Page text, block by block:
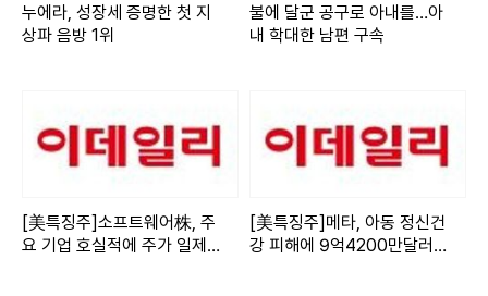
말했다.
성장하면서 장비 수요도 크게 늘어날 것으로 관측된다. 시장조
사기관 트렌드포스는 HBM 시장 규모가 2024년 182억달러
Copyright ⓒ 이데일리 무단 전재 및 재배포 금지
누에라, 성장세 증명한 첫 지
상파 음방 1위
불에 달군 공구로 아내를…아
내 학대한 남편 구속
[美특징주]소프트웨어株, 주
요 기업 호실적에 주가 일제
[美특징주]메타, 아동 정신건
강 피해에 9억4200만달러